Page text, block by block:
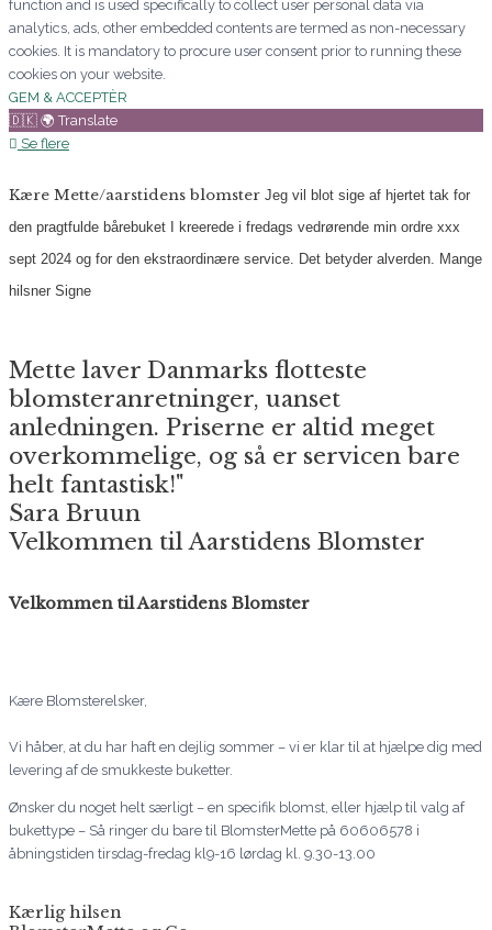
function and is used specifically to collect user personal data via
analytics, ads, other embedded contents are termed as non-necessary
cookies. It is mandatory to procure user consent prior to running these
cookies on your website.
GEM & ACCEPTÈR
🇩🇰 🌍 Translate
Se flere
Kære Mette/aarstidens blomster Jeg vil blot sige af hjertet tak for
den pragtfulde bårebuket I kreerede i fredags vedrørende min ordre xxx
sept 2024 og for den ekstraordinære service. Det betyder alverden. Mange
hilsner Signe
Mette laver Danmarks flotteste
blomsteranretninger, uanset
anledningen. Priserne er altid meget
overkommelige, og så er servicen bare
helt fantastisk!"
Sara Bruun
Velkommen til Aarstidens Blomster
Velkommen til Aarstidens Blomster
Kære Blomsterelsker,
Vi håber, at du har haft en dejlig sommer – vi er klar til at hjælpe dig med
levering af de smukkeste buketter.
Ønsker du noget helt særligt – en specifik blomst, eller hjælp til valg af
bukettype – Så ringer du bare til BlomsterMette på 60606578 i
åbningstiden tirsdag-fredag kl9-16 lørdag kl. 9.30-13.00
Kærlig hilsen